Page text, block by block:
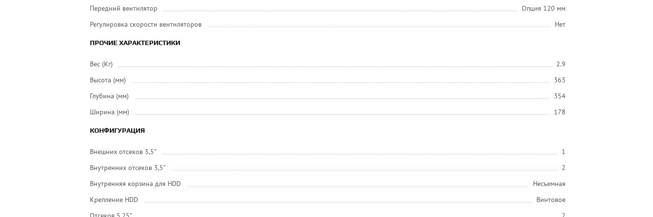
Передний вентилятор
Опция 120 мм
Регулировка скорости вентиляторов
Нет
ПРОЧИЕ ХАРАКТЕРИСТИКИ
Вес (Кг)
2.9
Высота (мм)
363
Глубина (мм)
354
Ширина (мм)
178
КОНФИГУРАЦИЯ
Внешних отсеков 3,5"
1
Внутренних отсеков 3,5"
2
Внутренняя корзина для HDD
Несъемная
Крепление HDD
Винтовое